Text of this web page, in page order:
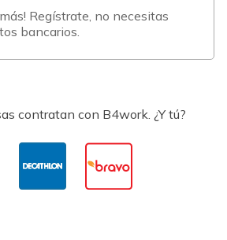
Regístrate, no necesitas
bancarios.
contratan con B4work. ¿Y tú?